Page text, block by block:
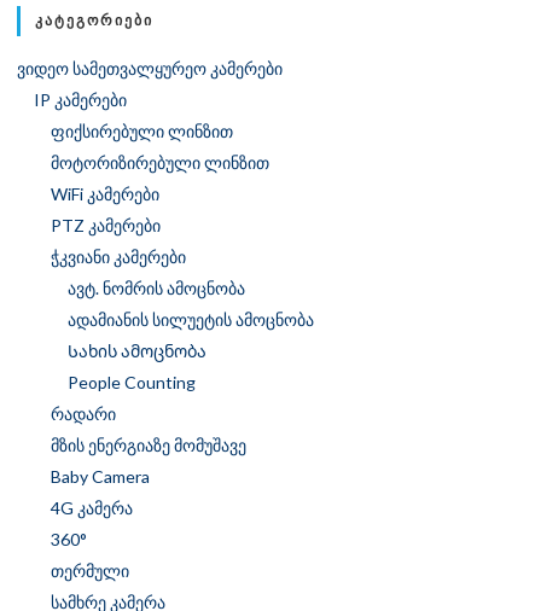
ᲙᲐᲢᲔᲒᲝᲠᲘᲔᲑᲘ
ვიდეო სამეთვალყურეო კამერები
IP კამერები
ფიქსირებული ლინზით
მოტორიზირებული ლინზით
WiFi კამერები
PTZ კამერები
ჭკვიანი კამერები
ავტ. ნომრის ამოცნობა
ადამიანის სილუეტის ამოცნობა
Სახის ამოცნობა
People Counting
რადარი
მზის ენერგიაზე მომუშავე
Baby Camera
4G კამერა
360°
თერმული
სამხრე კამერა